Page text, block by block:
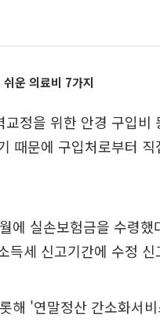
운 의료비 7가지
정을 위한 안경 구입비
때문에 구입처로부터
에 실손보험금을 수령했
득세 신고기간에 수정
해 '연말정산 간소화서